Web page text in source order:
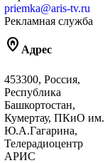
priemka@aris-tv.ru
Рекламная служба
home_pin Адрес
453300, Россия,
Республика
Башкортостан,
Кумертау, ПКиО им.
Ю.А.Гагарина,
Телерадиоцентр
АРИС